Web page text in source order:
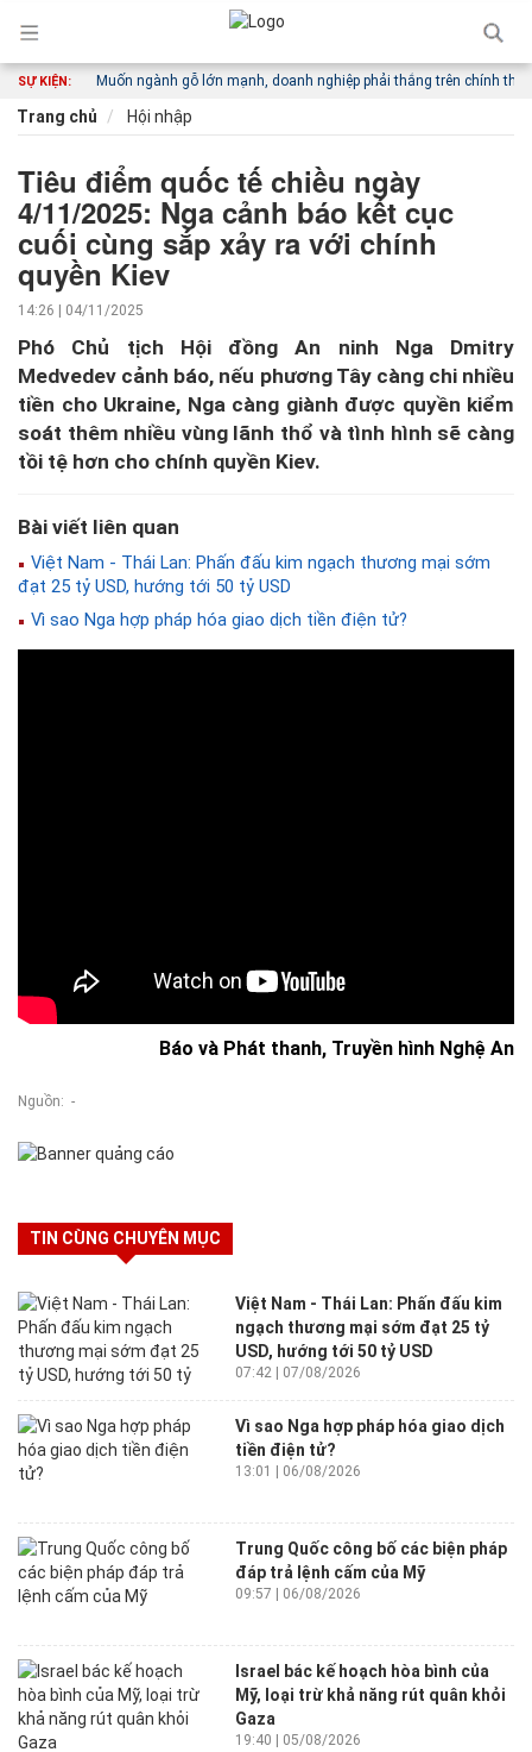
SỰ KIỆN:
đi khác Muốn ngành gỗ lớn mạnh, doanh nghiệp phải thắng trên chính thị
Trang chủ Hội nhập
Tiêu điểm quốc tế chiều ngày
4/11/2025: Nga cảnh báo kết cục
cuối cùng sắp xảy ra với chính
quyền Kiev
14:26 | 04/11/2025
Phó Chủ tịch Hội đồng An ninh Nga Dmitry
Medvedev cảnh báo, nếu phương Tây càng chi nhiều
tiền cho Ukraine, Nga càng giành được quyền kiểm
soát thêm nhiều vùng lãnh thổ và tình hình sẽ càng
tồi tệ hơn cho chính quyền Kiev.
Bài viết liên quan
Việt Nam - Thái Lan: Phấn đấu kim ngạch thương mại sớm
đạt 25 tỷ USD, hướng tới 50 tỷ USD
Vì sao Nga hợp pháp hóa giao dịch tiền điện tử?
Báo và Phát thanh, Truyền hình Nghệ An
Nguồn: -
TIN CÙNG CHUYÊN MỤC
Việt Nam - Thái Lan: Phấn đấu kim
ngạch thương mại sớm đạt 25 tỷ
USD, hướng tới 50 tỷ USD
07:42 | 07/08/2026
Vì sao Nga hợp pháp hóa giao dịch
tiền điện tử?
13:01 | 06/08/2026
Trung Quốc công bố các biện pháp
đáp trả lệnh cấm của Mỹ
09:57 | 06/08/2026
Israel bác kế hoạch hòa bình của
Mỹ, loại trừ khả năng rút quân khỏi
Gaza
19:40 | 05/08/2026